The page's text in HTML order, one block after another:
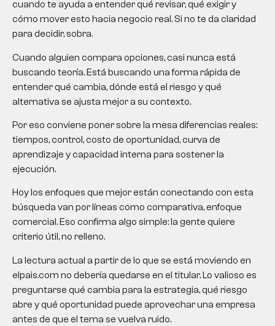
cuando te ayuda a entender qué revisar, qué exigir y
cómo mover esto hacia negocio real. Si no te da claridad
para decidir, sobra.
Cuando alguien compara opciones, casi nunca está
buscando teoría. Está buscando una forma rápida de
entender qué cambia, dónde está el riesgo y qué
alternativa se ajusta mejor a su contexto.
Por eso conviene poner sobre la mesa diferencias reales:
tiempos, control, costo de oportunidad, curva de
aprendizaje y capacidad interna para sostener la
ejecución.
Hoy los enfoques que mejor están conectando con esta
búsqueda van por líneas como comparativa, enfoque
comercial. Eso confirma algo simple: la gente quiere
criterio útil, no relleno.
La lectura actual a partir de lo que se está moviendo en
elpais.com no debería quedarse en el titular. Lo valioso es
preguntarse qué cambia para la estrategia, qué riesgo
abre y qué oportunidad puede aprovechar una empresa
antes de que el tema se vuelva ruido.